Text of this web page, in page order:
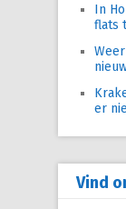
In
flats
er
Vind